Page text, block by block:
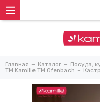
Главная Каталог
Посуда,
TM Kamille TM Ofenbach